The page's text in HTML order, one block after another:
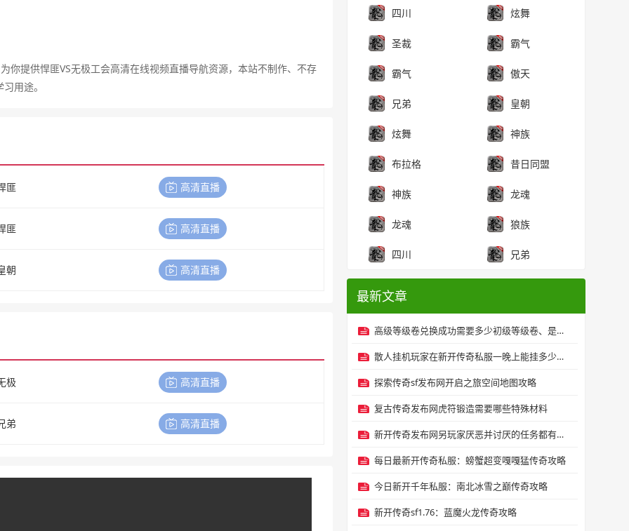
你提供悍匪VS无极工会高清在线视频直播导航资源，本站不制作、不存
用途。
匪 高清直播
匪 高清直播
朝 高清直播
极 高清直播
弟 高清直播
炫舞
四川
霸气
圣裁
傲天
霸气
皇朝
兄弟
神族
炫舞
昔日同盟
布拉格
龙魂
神族
狼族
龙魂
兄弟
四川
最新文章
高级等级卷兑换成功需要多少初级等级卷、是否有失败率？
散人挂机玩家在新开传奇私服一晚上能挂多少元宝？
探索传奇sf发布网开启之旅空间地图攻略
复古传奇发布网虎符锻造需要哪些特殊材料
新开传奇发布网另玩家厌恶并讨厌的任务都有哪些？
每日最新开传奇私服：螃蟹超变嘎嘎猛传奇攻略
今日新开千年私服：南北冰雪之巅传奇攻略
新开传奇sf1.76：蓝魔火龙传奇攻略